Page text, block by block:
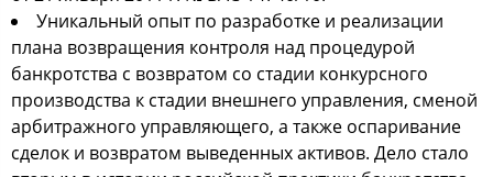
Уникальный опыт по разработке и реализации
плана возвращения контроля над процедурой
банкротства с возвратом со стадии конкурсного
производства к стадии внешнего управления, сменой
арбитражного управляющего, а также оспаривание
сделок и возвратом выведенных активов. Дело стало